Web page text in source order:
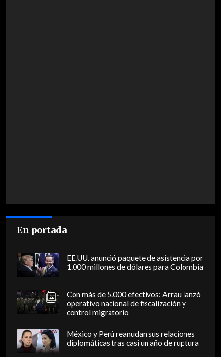
En portada
EE.UU. anunció paquete de asistencia por
1.000 millones de dólares para Colombia
Con más de 5.000 efectivos: Arrau lanzó
operativo nacional de fiscalización y
control migratorio
México y Perú reanudan sus relaciones
diplomáticas tras casi un año de ruptura